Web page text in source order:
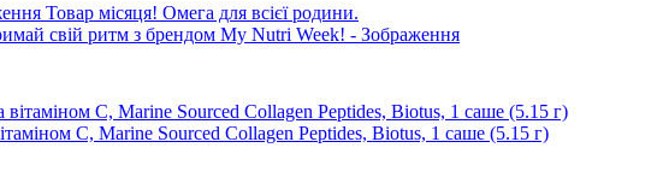
Товар місяця! Омега для всієї родини.
С, Marine Sourced Collagen Peptidеs, Biotus, 1 саше (5.15 г)